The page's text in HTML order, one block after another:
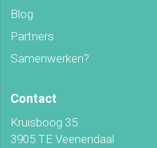
Blog
Partners
Samenwerken?
Contact
Kruisboog 35
3905 TE Veenendaal